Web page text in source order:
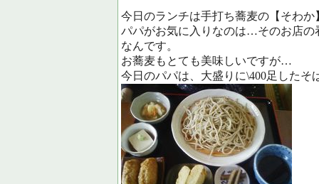
今日のランチは手打ち蕎麦の【そわ
パパがお気に入りなのは…そのお店の
なんです。
お蕎麦もとても美味しいですが…
今日のパパは、大盛りに\400足した